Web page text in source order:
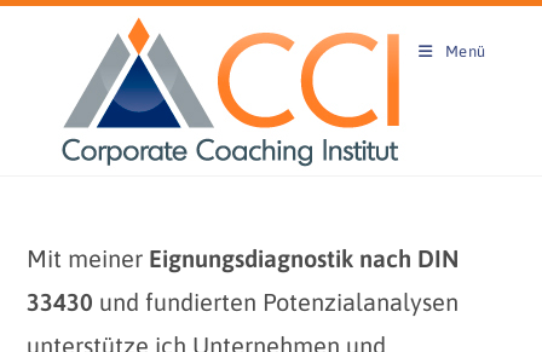
Menü
Mit meiner Eignungsdiagnostik nach DIN
33430 und fundierten Potenzialanalysen
unterstütze ich Unternehmen und